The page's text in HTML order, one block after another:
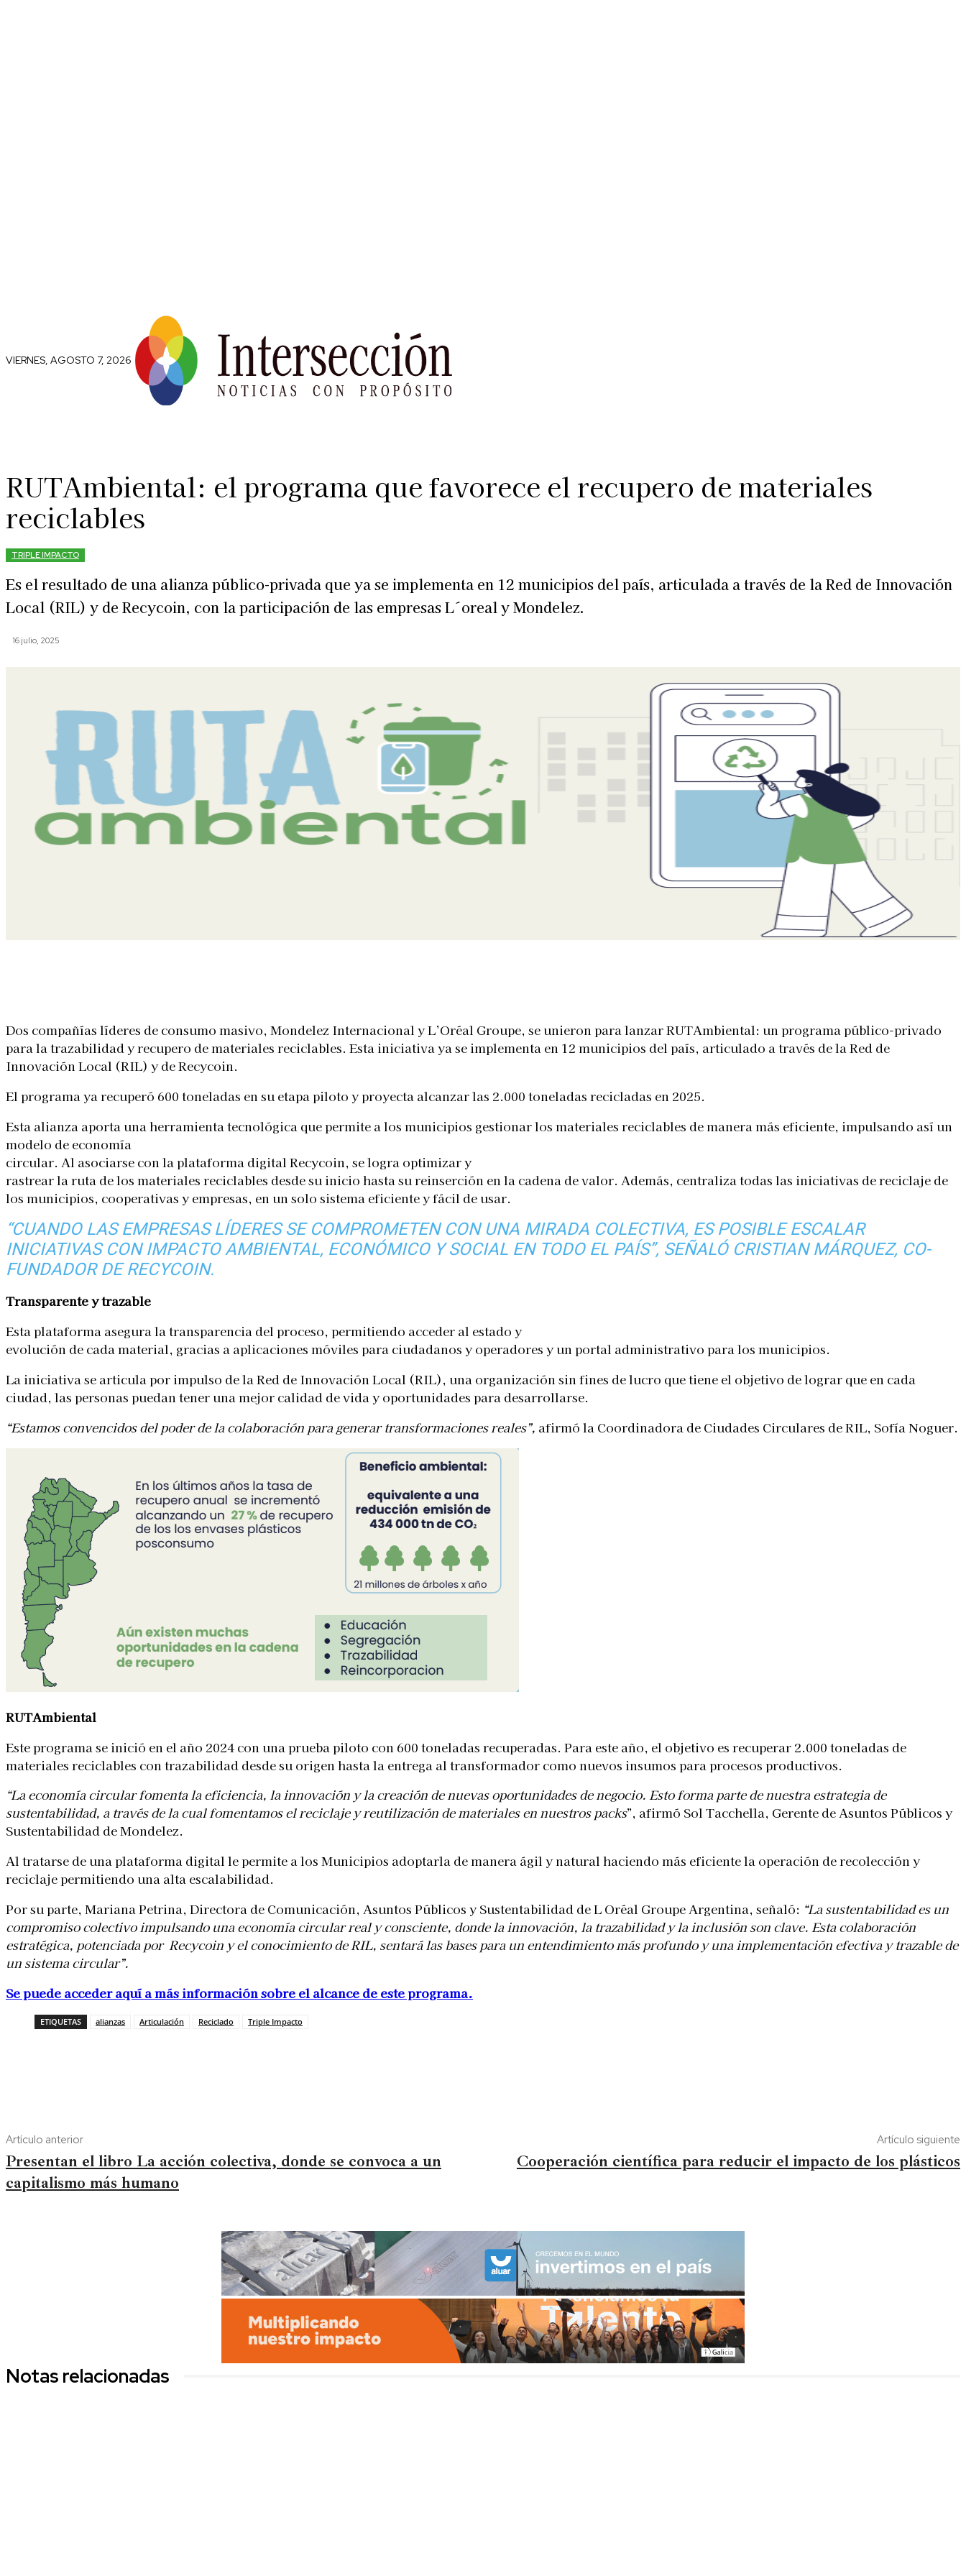
VIERNES, AGOSTO 7, 2026
RUTAmbiental: el programa que favorece el recupero de materiales
reciclables
TRIPLE IMPACTO
Es el resultado de una alianza público-privada que ya se implementa en 12 municipios del país, articulada a través de la Red de Innovación
Local (RIL) y de Recycoin, con la participación de las empresas L´oreal y Mondelez.
16 julio, 2025
Dos compañías líderes de consumo masivo, Mondelez Internacional y L’Oréal Groupe, se unieron para lanzar RUTAmbiental: un programa público-privado
para la trazabilidad y recupero de materiales reciclables. Esta iniciativa ya se implementa en 12 municipios del país, articulado a través de la Red de
Innovación Local (RIL) y de Recycoin.
El programa ya recuperó 600 toneladas en su etapa piloto y proyecta alcanzar las 2.000 toneladas recicladas en 2025.
Esta alianza aporta una herramienta tecnológica que permite a los municipios gestionar los materiales reciclables de manera más eficiente, impulsando así un
modelo de economía
circular. Al asociarse con la plataforma digital Recycoin, se logra optimizar y
rastrear la ruta de los materiales reciclables desde su inicio hasta su reinserción en la cadena de valor. Además, centraliza todas las iniciativas de reciclaje de
los municipios, cooperativas y empresas, en un solo sistema eficiente y fácil de usar.
“CUANDO LAS EMPRESAS LÍDERES SE COMPROMETEN CON UNA MIRADA COLECTIVA, ES POSIBLE ESCALAR
INICIATIVAS CON IMPACTO AMBIENTAL, ECONÓMICO Y SOCIAL EN TODO EL PAÍS”, SEÑALÓ CRISTIAN MÁRQUEZ, CO-
FUNDADOR DE RECYCOIN.
Transparente y trazable
Esta plataforma asegura la transparencia del proceso, permitiendo acceder al estado y
evolución de cada material, gracias a aplicaciones móviles para ciudadanos y operadores y un portal administrativo para los municipios.
La iniciativa se articula por impulso de la Red de Innovación Local (RIL), una organización sin fines de lucro que tiene el objetivo de lograr que en cada
ciudad, las personas puedan tener una mejor calidad de vida y oportunidades para desarrollarse.
“Estamos convencidos del poder de la colaboración para generar transformaciones reales”, afirmó la Coordinadora de Ciudades Circulares de RIL, Sofía Noguer.
RUTAmbiental
Este programa se inició en el año 2024 con una prueba piloto con 600 toneladas recuperadas. Para este año, el objetivo es recuperar 2.000 toneladas de
materiales reciclables con trazabilidad desde su origen hasta la entrega al transformador como nuevos insumos para procesos productivos.
“La economía circular fomenta la eficiencia, la innovación y la creación de nuevas oportunidades de negocio. Esto forma parte de nuestra estrategia de
sustentabilidad, a través de la cual fomentamos el reciclaje y reutilización de materiales en nuestros packs”, afirmó Sol Tacchella, Gerente de Asuntos Públicos y
Sustentabilidad de Mondelez.
Al tratarse de una plataforma digital le permite a los Municipios adoptarla de manera ágil y natural haciendo más eficiente la operación de recolección y
reciclaje permitiendo una alta escalabilidad.
Por su parte, Mariana Petrina, Directora de Comunicación, Asuntos Públicos y Sustentabilidad de L Oréal Groupe Argentina, señaló: “La sustentabilidad es un
compromiso colectivo impulsando una economía circular real y consciente, donde la innovación, la trazabilidad y la inclusión son clave. Esta colaboración
estratégica, potenciada por Recycoin y el conocimiento de RIL, sentará las bases para un entendimiento más profundo y una implementación efectiva y trazable de
un sistema circular”.
Se puede acceder aquí a más información sobre el alcance de este programa.
ETIQUETAS alianzas Articulación Reciclado Triple Impacto
Artículo anterior
Presentan el libro La acción colectiva, donde se convoca a un
capitalismo más humano
Artículo siguiente
Cooperación científica para reducir el impacto de los plásticos
Notas relacionadas